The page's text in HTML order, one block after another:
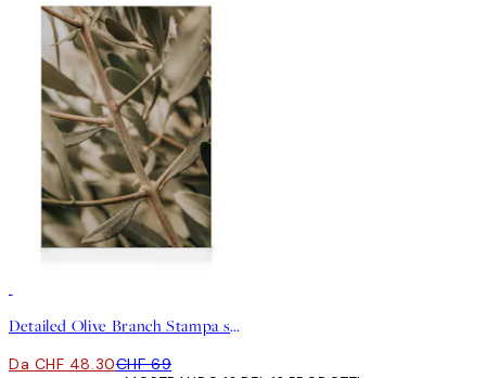
Detailed Olive Branch Stampa su Tela
Da CHF 48.30CHF 69